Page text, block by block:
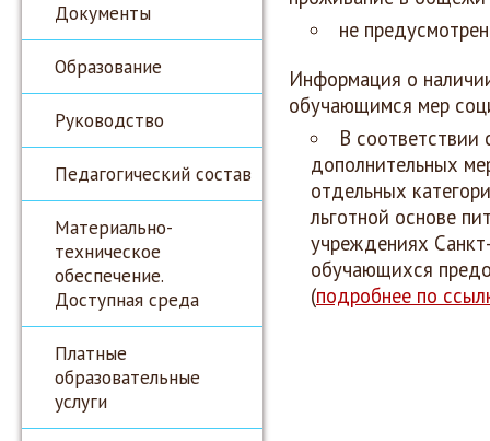
Документы
Образование
Руководство
Педагогический состав
Материально-
техническое
обеспечение.
Доступная среда
Платные
образовательные
услуги
не
Информация о
обучающимся мер
В соответствии
дополнительных
отдельных
льготной основе
учреждениях
обучающихся
(подробнее по